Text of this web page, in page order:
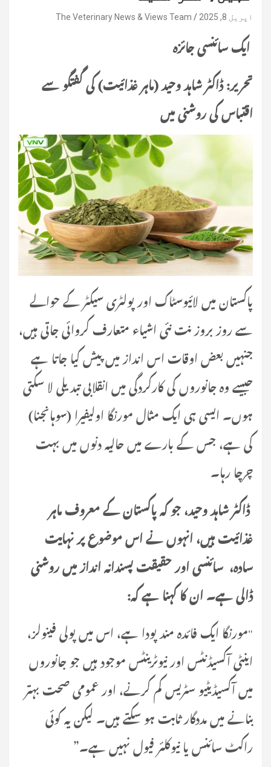
اپریل 8, 2025 The Veterinary News & Views Team
ایک سائنسی جائزہ
تحریر: ڈاکٹر شاہد وحید (ماہر غذائیت) کی گفتگو سے
اقتباس کی روشنی میں
پاکستان میں لائیوسٹاک اور پولٹری سیکٹر کے حوالے
سے روز بروز نت نئی اشیاء متعارف کروائی جاتی ہیں،
جنہیں بعض اوقات اس انداز میں پیش کیا جاتا ہے
جیسے وہ جانوروں کی کارکردگی میں انقلابی تبدیلی لا سکتی
ہوں۔ ایسی ہی ایک مثال مورنگا اولیفیرا (سوہانجنا)
کی ہے، جس کے بارے میں حالیہ دنوں میں بہت
چرچا رہا۔
ڈاکٹر شاہد وحید، جو کہ پاکستان کے معروف ماہر
غذائیت ہیں، انہوں نے اس موضوع پر نہایت
سادہ، سائنسی اور حقیقت پسندانہ انداز میں روشنی
ڈالی ہے۔ ان کا کہنا ہے کہ:
"مورنگا ایک فائدہ مند پودا ہے، اس میں پولی فینولز،
اینٹی آکسیڈنٹس اور نیوٹرینٹس موجود ہیں جو جانوروں
میں آکسیڈیٹیو سٹریس کم کرنے، اور عمومی صحت بہتر
بنانے میں مددگار ثابت ہو سکتے ہیں۔ لیکن یہ کوئی
راکٹ سائنس یا نیوکلئر فیول نہیں ہے۔”